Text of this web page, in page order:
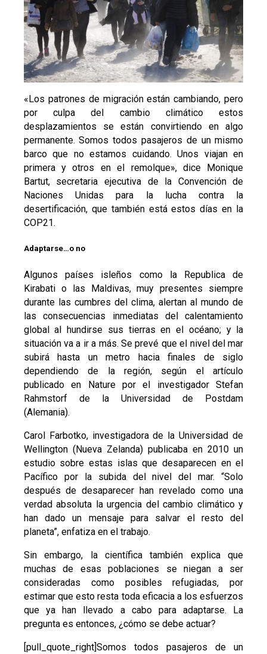
«Los patrones de migración están cambiando, pero
por culpa del cambio climático estos
desplazamientos se están convirtiendo en algo
permanente. Somos todos pasajeros de un mismo
barco que no estamos cuidando. Unos viajan en
primera y otros en el remolque», dice Monique
Bartut, secretaria ejecutiva de la Convención de
Naciones Unidas para la lucha contra la
desertificación, que también está estos días en la
COP21.
Adaptarse…o no
Algunos países isleños como la Republica de
Kirabati o las Maldivas, muy presentes siempre
durante las cumbres del clima, alertan al mundo de
las consecuencias inmediatas del calentamiento
global al hundirse sus tierras en el océano; y la
situación va a ir a más. Se prevé que el nivel del mar
subirá hasta un metro hacia finales de siglo
dependiendo de la región, según el artículo
publicado en Nature por el investigador Stefan
Rahmstorf de la Universidad de Postdam
(Alemania).
Carol Farbotko, investigadora de la Universidad de
Wellington (Nueva Zelanda) publicaba en 2010 un
estudio sobre estas islas que desaparecen en el
Pacífico por la subida del nivel del mar. “Solo
después de desaparecer han revelado como una
verdad absoluta la urgencia del cambio climático y
han dado un mensaje para salvar el resto del
planeta”, enfatiza en el trabajo.
Sin embargo, la científica también explica que
muchas de esas poblaciones se niegan a ser
consideradas como posibles refugiadas, por
estimar que esto resta toda eficacia a los esfuerzos
que ya han llevado a cabo para adaptarse. La
pregunta es entonces, ¿cómo se debe actuar?
[pull_quote_right]Somos todos pasajeros de un